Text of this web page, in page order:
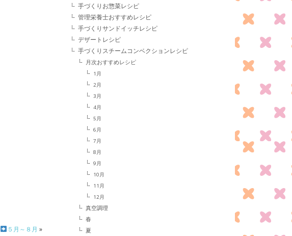
５月～８月 »
手づくりお惣菜レシピ
管理栄養士おすすめレシピ
手づくりサンドイッチレシピ
デザートレシピ
手づくりスチームコンベクションレシピ
月次おすすめレシピ
1月
2月
3月
4月
5月
6月
7月
8月
9月
10月
11月
12月
真空調理
春
夏